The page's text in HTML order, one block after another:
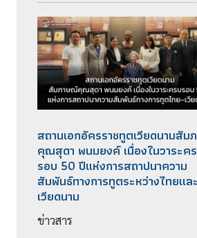
สถานเอกอัครราชทูตเวียดนามสั
คุณสุดา พนมยงค์ เนื่องในวาระค
รอบ 50 ปีแห่งการสถาปนาความ
สัมพันธ์ทางการทูตระหว่างไทยแล
เวียดนาม
ข่าวสาร